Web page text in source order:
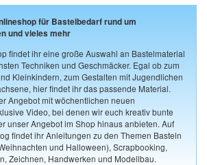
für Bastelbedarf rund um
und vieles mehr
findet ihr eine große Auswahl an Bastelmaterial
Techniken und Geschmäcker. Egal ob zum
Kleinkindern, zum Gestalten mit Jugendlichen
hier findet ihr das passende Material.
Angebot mit wöchentlichen neuen
Video, bei denen wir euch kreativ bunte
unser Angebot im Shop hinaus anbieten. Auf
findet ihr Anleitungen zu den Themen Basteln
und Halloween), Scrapbooking,
Zeichnen, Handwerken und Modellbau.